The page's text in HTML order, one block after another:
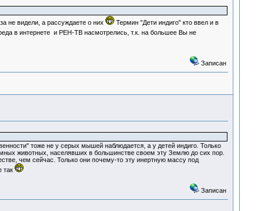
не видели, а рассуждаете о них
Термин "Дети индиго" кто ввел и в
в интернете и РЕН-ТВ насмотрелись, т.к. на большее Вы не
Записан
тоже не у серых мышей наблюдается, а у детей индиго. Только
животных, населявших в большинстве своем эту Землю до сих пор.
чем сейчас. Только они почему-то эту инертную массу под
так
Записан